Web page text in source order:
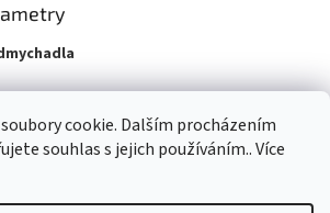
cookie. Dalším procházením
souhlas s jejich používáním.. Více